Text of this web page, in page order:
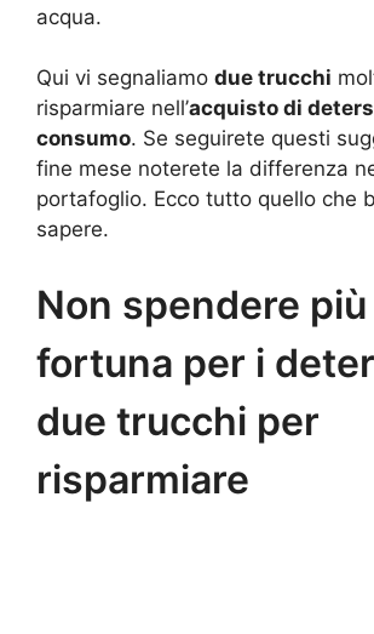
acqua.
Qui vi segnaliamo due trucchi
risparmiare nell’acquisto di
consumo. Se seguirete questi
fine mese noterete la differenza
portafoglio. Ecco tutto quello che
sapere.
Non spendere
fortuna per i
due trucchi per
risparmiare